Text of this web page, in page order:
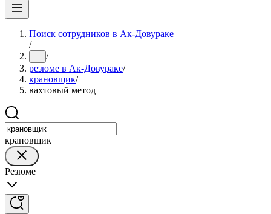
Поиск сотрудников в Ак-Довураке
/
... /
резюме в Ак-Довураке/
крановщик/
вахтовый метод
крановщик
Резюме